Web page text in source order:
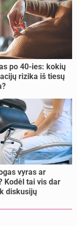
po 40-ies: kokių
rizika iš tiesų
vyras ar
Kodėl tai vis dar
diskusijų